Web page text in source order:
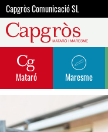
Capgròs Comunicació SL
Mataró Maresme